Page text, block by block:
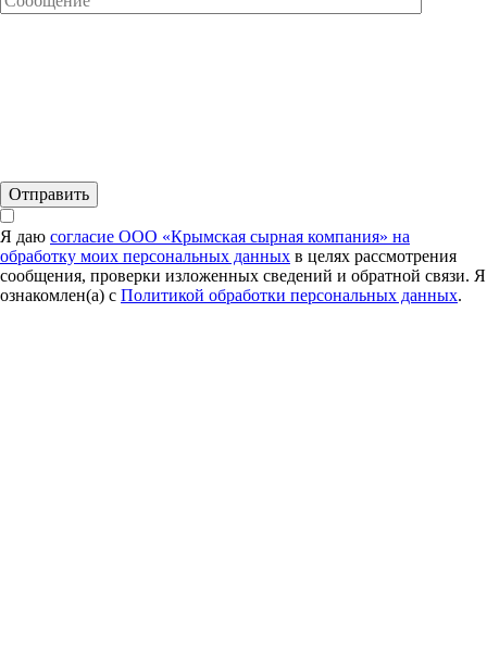
Я даю согласие ООО «Крымская сырная компания» на
обработку моих персональных данных в целях рассмотрения
сообщения, проверки изложенных сведений и обратной связи. Я
ознакомлен(а) с Политикой обработки персональных данных.